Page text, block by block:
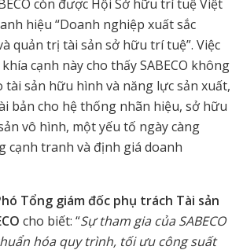
còn được Hội Sở hữu trí tuệ Việt
hiệu “Doanh nghiệp xuất sắc
quản trị tài sản sở hữu trí tuệ”. Việc
cạnh này cho thấy SABECO không
sản hữu hình và năng lực sản xuất,
bản cho hệ thống nhãn hiệu, sở hữu
vô hình, một yếu tố ngày càng
cạnh tranh và định giá doanh
Tổng giám đốc phụ trách Tài sản
cho biết: “Sự tham gia của SABECO
hóa quy trình, tối ưu công suất